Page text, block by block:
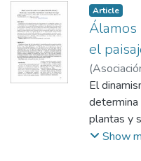
Article
Álamos
el
(
Paisajes,
Datri,
Luciano ;
El
plantas y
biológica.
Show